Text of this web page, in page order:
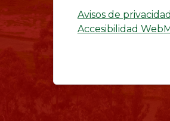
Avisos de privacidad
Accesibilidad Web